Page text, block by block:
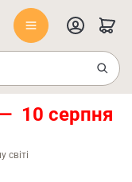
10 серпня
світі